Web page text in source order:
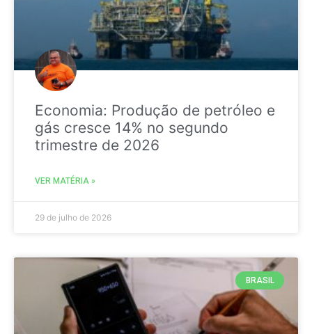
Economia: Produção de petróleo e
gás cresce 14% no segundo
trimestre de 2026
VER MATÉRIA »
29 de julho de 2026
BRASIL